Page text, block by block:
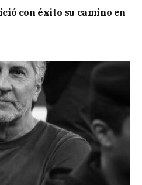
con éxito su camino en